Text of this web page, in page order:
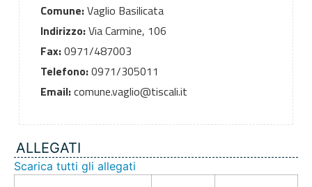
Comune:Vaglio Basilicata
Indirizzo:Via Carmine, 106
Fax:0971/487003
Telefono:0971/305011
Email:comune.vaglio@tiscali.it
ALLEGATI
Scarica tutti gli allegati